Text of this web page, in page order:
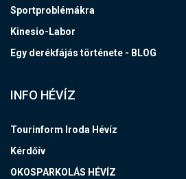
Sportproblémákra
Kinesio-Labor
Egy derékfájás története - BLOG
INFO HÉVÍZ
Tourinform Iroda Hévíz
Kérdőív
OKOSPARKOLÁS HÉVÍZ